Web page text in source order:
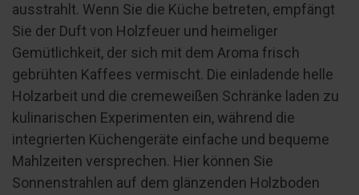
ausstrahlt. Wenn Sie die Küche betreten, empfängt
Sie der Duft von Holzfeuer und heimeliger
Gemütlichkeit, der sich mit dem Aroma frisch
gebrühten Kaffees vermischt. Die einladende helle
Holzarbeit und die cremeweißen Schränke laden zu
kulinarischen Experimenten ein, während die
integrierten Küchengeräte einfache und bequeme
Mahlzeiten versprechen. Hier können Sie
Sonnenstrahlen auf dem glänzenden Holzboden